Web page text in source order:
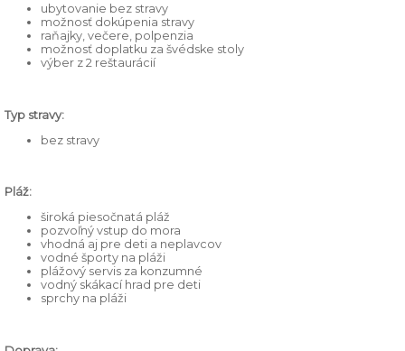
ubytovanie bez stravy
možnosť dokúpenia stravy
raňajky, večere, polpenzia
možnosť doplatku za švédske stoly
výber z 2 reštaurácií
Typ stravy:
bez stravy
Pláž:
široká piesočnatá pláž
pozvoľný vstup do mora
vhodná aj pre deti a neplavcov
vodné športy na pláži
plážový servis za konzumné
vodný skákací hrad pre deti
sprchy na pláži